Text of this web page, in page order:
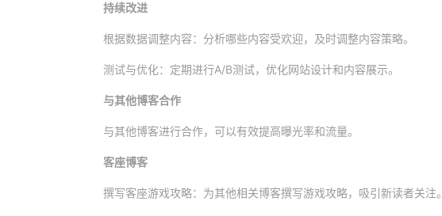
持续改进
根据数据调整内容：分析哪些内容受欢迎，及时调整内容策略。
测试与优化：定期进行A/B测试，优化网站设计和内容展示。
与其他博客合作
与其他博客进行合作，可以有效提高曝光率和流量。
客座博客
撰写客座游戏攻略：为其他相关博客撰写游戏攻略，吸引新读者关注。